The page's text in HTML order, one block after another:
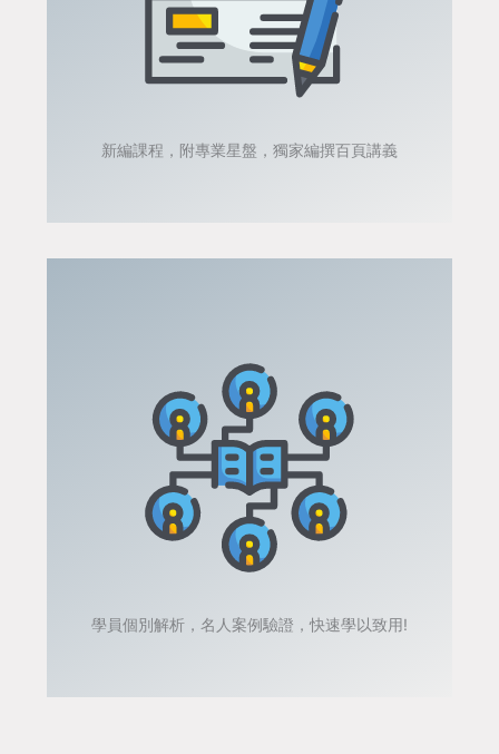
新編課程，附專業星盤，獨家編撰百頁講義
學員個別解析，名人案例驗證，快速學以致用!